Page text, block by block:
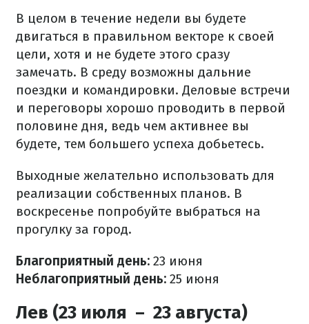
В целом в течение недели вы будете
двигаться в правильном векторе к своей
цели, хотя и не будете этого сразу
замечать. В среду возможны дальние
поездки и командировки. Деловые встречи
и переговоры хорошо проводить в первой
половине дня, ведь чем активнее вы
будете, тем большего успеха добьетесь.
Выходные желательно использовать для
реализации собственных планов. В
воскресенье попробуйте выбраться на
прогулку за город.
Благоприятный день: 23 июня
Неблагоприятный день: 25 июня
Лев (23 июля – 23 августа)